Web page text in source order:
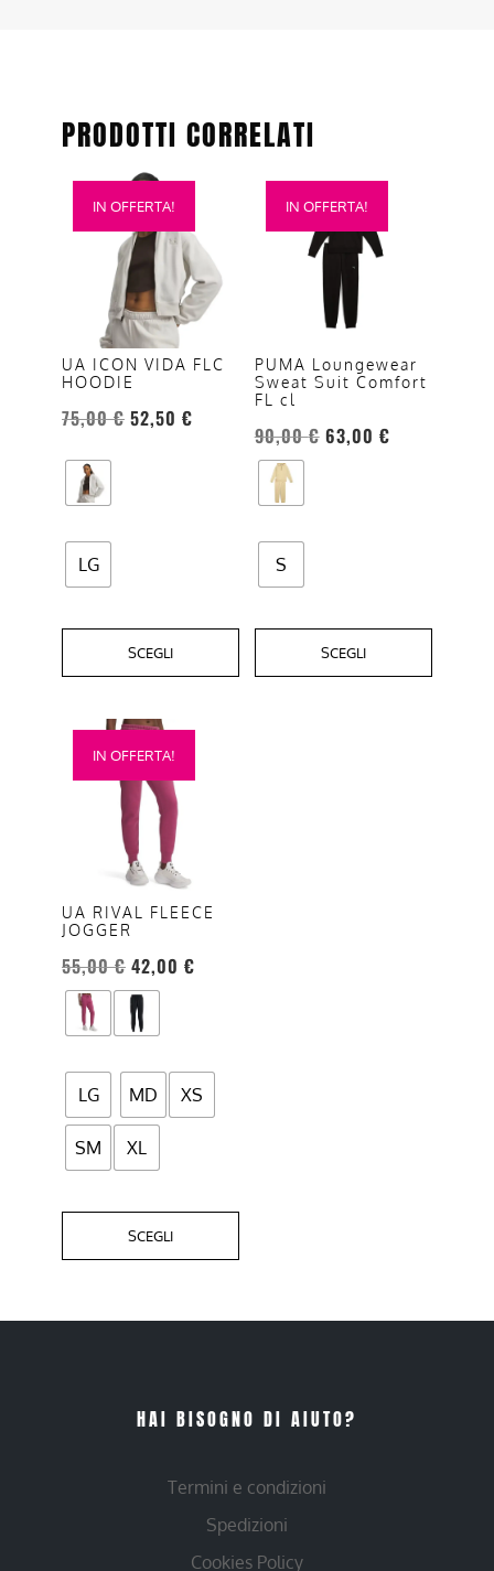
PRODOTTI CORRELATI
IN OFFERTA!
UA ICON VIDA FLC
HOODIE
75,00€ 52,50 €
LG
SCEGLI
Questo
prodotto
varianti.
opzioni
possono
essere
nella
pagina
prodotto
IN OFFERTA!
PUMA Loungewear
Sweat Suit Comfort
FL cl
90,00€ 63,00 €
S
SCEGLI
Questo
prodotto
opzioni
possono
essere
scelte
nella
pagina
prodotto
IN OFFERTA!
UA RIVAL FLEECE
JOGGER
55,00€ 42,00 €
LG MD XS
SM XL
SCEGLI
Questo
prodotto
varianti.
opzioni
possono
essere
scelte
nella
del
prodotto
HAI BISOGNO DI AIUTO?
Termini e condizioni
Spedizioni
Cookies Policy